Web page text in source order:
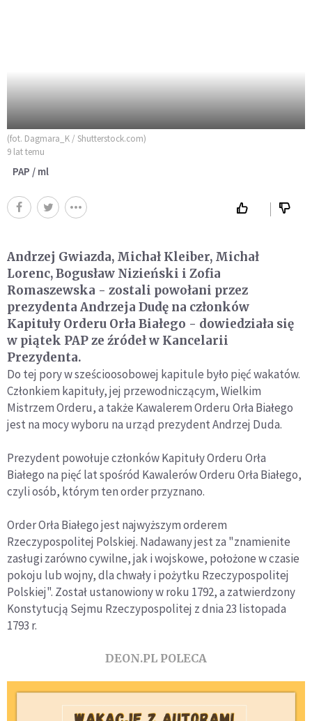
(fot. Dagmara_K / Shutterstock.com)
9 lat temu
PAP / ml
Andrzej Gwiazda, Michał Kleiber, Michał
Lorenc, Bogusław Nizieński i Zofia
Romaszewska - zostali powołani przez
prezydenta Andrzeja Dudę na członków
Kapituły Orderu Orła Białego - dowiedziała się
w piątek PAP ze źródeł w Kancelarii
Prezydenta.
Do tej pory w sześcioosobowej kapitule było pięć wakatów.
Członkiem kapituły, jej przewodniczącym, Wielkim
Mistrzem Orderu, a także Kawalerem Orderu Orła Białego
jest na mocy wyboru na urząd prezydent Andrzej Duda.
Prezydent powołuje członków Kapituły Orderu Orła
Białego na pięć lat spośród Kawalerów Orderu Orła Białego,
czyli osób, którym ten order przyznano.
Order Orła Białego jest najwyższym orderem
Rzeczypospolitej Polskiej. Nadawany jest za "znamienite
zasługi zarówno cywilne, jak i wojskowe, położone w czasie
pokoju lub wojny, dla chwały i pożytku Rzeczypospolitej
Polskiej". Został ustanowiony w roku 1792, a zatwierdzony
Konstytucją Sejmu Rzeczypospolitej z dnia 23 listopada
1793 r.
DEON.PL POLECA